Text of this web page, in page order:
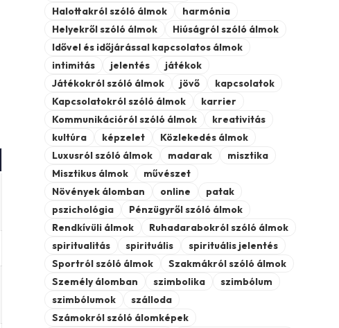
Halottakról szóló álmok
harmónia
Helyekről szóló álmok
Hiúságról szóló álmok
Idővel és időjárással kapcsolatos álmok
intimitás
jelentés
játékok
Játékokról szóló álmok
jövő
kapcsolatok
Kapcsolatokról szóló álmok
karrier
Kommunikációról szóló álmok
kreativitás
kultúra
képzelet
Közlekedés álmok
Luxusról szóló álmok
madarak
misztika
Misztikus álmok
művészet
Növények álomban
online
patak
pszichológia
Pénzügyről szóló álmok
Rendkívüli álmok
Ruhadarabokról szóló álmok
spiritualitás
spirituális
spirituális jelentés
Sportról szóló álmok
Szakmákról szóló álmok
Személy álomban
szimbolika
szimbólum
szimbólumok
szálloda
Számokról szóló álomképek